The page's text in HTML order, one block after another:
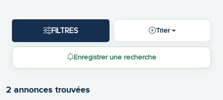
FILTRES Trier
Enregistrer une recherche
2 annonces trouvées